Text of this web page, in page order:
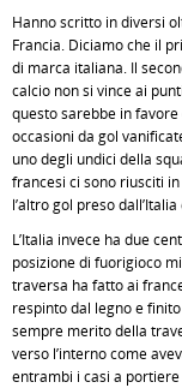
Hanno scritto in diversi
Francia. Diciamo che il
di marca italiana. Il
calcio non si vince ai
questo sarebbe in favore
occasioni da gol
uno degli undici della
francesi ci sono riusciti
l’altro gol preso
L’Italia invece ha due
posizione di fuorigioco
traversa ha fatto ai
respinto dal legno e
sempre merito della
verso l’interno come
entrambi i casi a